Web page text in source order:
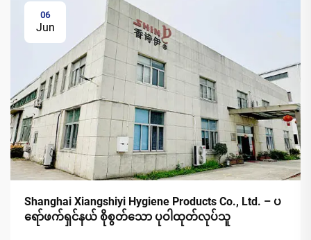
06
Jun
Shanghai Xiangshiyi Hygiene Products Co., Ltd. – ပ
ရော်ဖက်ရှင်နယ် စိုစွတ်သော ပုဝါထုတ်လုပ်သူ